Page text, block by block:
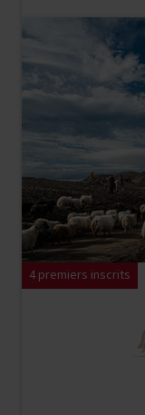
4 premiers inscrits